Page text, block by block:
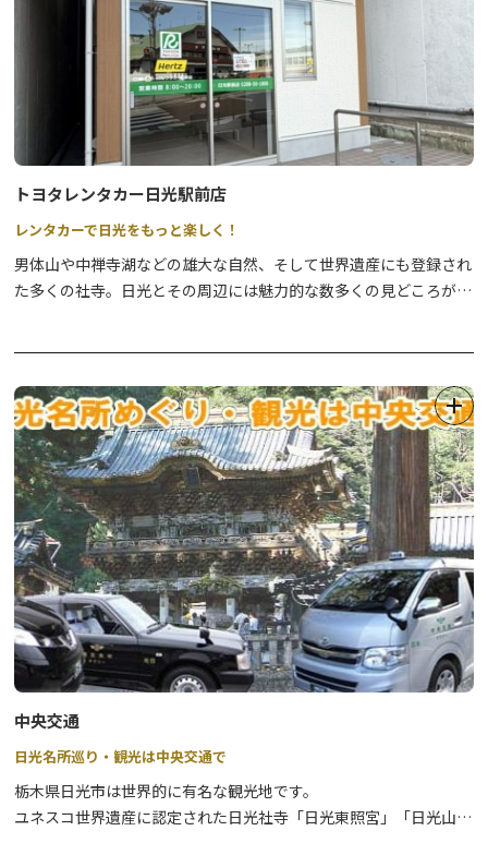
トヨタレンタカー日光駅前店
レンタカーで日光をもっと楽しく！
男体山や中禅寺湖などの雄大な自然、そして世界遺産にも登録され
た多くの社寺。日光とその周辺には魅力的な数多くの見どころがあ
しいスタッフがお出迎えします。
日光観光の起点としても、トヨタレンタカーにぜひお立ち寄りくだ
さい。
ご予約はお電話いただくか、予約ホームページからどうぞ。
☆☆TOYOTA SHAREでもっと便利に！☆☆
東武バスターミナルの他、中禅寺温泉バスターミナル、湯元温泉な
どでカーシェアが可能になりました！
詳細はこちら
中央交通
日光名所巡り・観光は中央交通で
栃木県日光市は世界的に有名な観光地です。
ユネスコ世界遺産に認定された日光社寺「日光東照宮」「日光山輪